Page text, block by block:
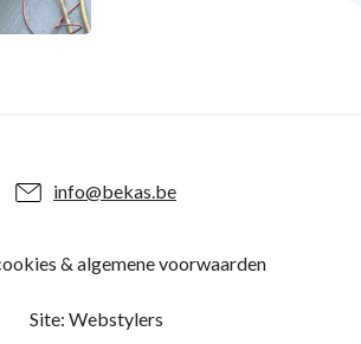
info@bekas.be
& algemene voorwaarden
Site: Webstylers